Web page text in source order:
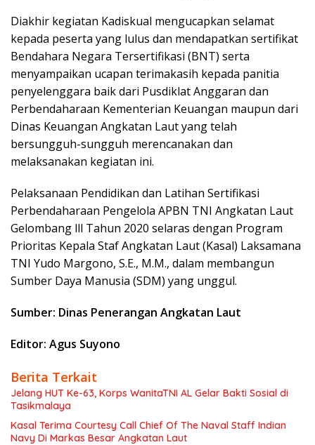
Diakhir kegiatan Kadiskual mengucapkan selamat
kepada peserta yang lulus dan mendapatkan sertifikat
Bendahara Negara Tersertifikasi (BNT) serta
menyampaikan ucapan terimakasih kepada panitia
penyelenggara baik dari Pusdiklat Anggaran dan
Perbendaharaan Kementerian Keuangan maupun dari
Dinas Keuangan Angkatan Laut yang telah
bersungguh-sungguh merencanakan dan
melaksanakan kegiatan ini.
Pelaksanaan Pendidikan dan Latihan Sertifikasi
Perbendaharaan Pengelola APBN TNI Angkatan Laut
Gelombang lll Tahun 2020 selaras dengan Program
Prioritas Kepala Staf Angkatan Laut (Kasal) Laksamana
TNI Yudo Margono, S.E., M.M., dalam membangun
Sumber Daya Manusia (SDM) yang unggul.
Sumber: Dinas Penerangan Angkatan Laut
Editor: Agus Suyono
Berita Terkait
Jelang HUT Ke-63, Korps WanitaTNI AL Gelar Bakti Sosial di
Tasikmalaya
Kasal Terima Courtesy Call Chief Of The Naval Staff Indian
Navy Di Markas Besar Angkatan Laut